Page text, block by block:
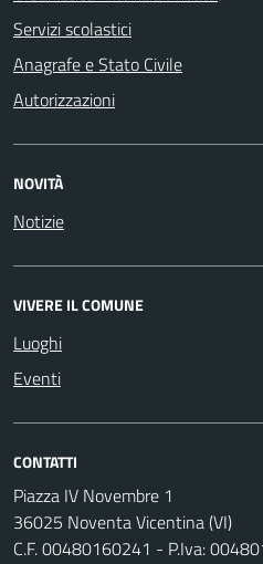
Servizi scolastici
Anagrafe e Stato Civile
Autorizzazioni
NOVITÀ
Notizie
VIVERE IL COMUNE
Luoghi
Eventi
CONTATTI
Piazza IV Novembre 1
36025 Noventa Vicentina (VI)
C.F. 00480160241 - P.Iva: